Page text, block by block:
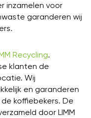
inzamelen voor
garanderen wij
Recycling.
klanten de
Wij
en garanderen
koffiebekers. De
door LIMM